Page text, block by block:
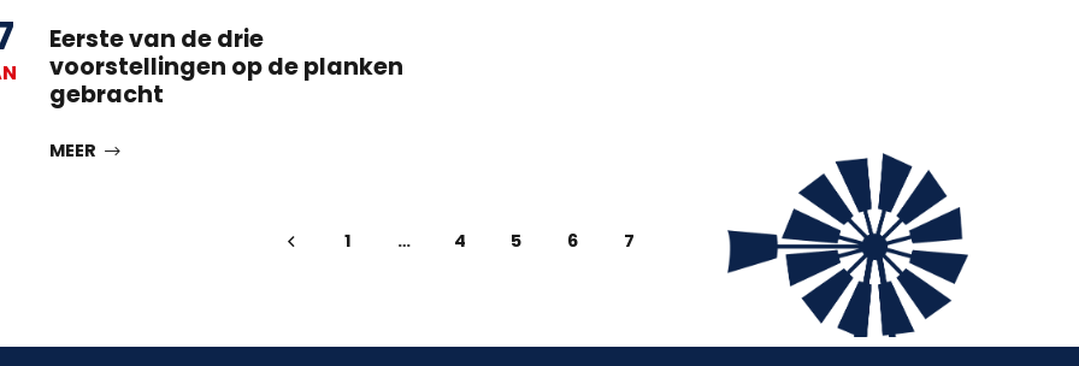
Eerste van de drie
voorstellingen op de planken
gebracht
MEER
1 … 4 5 6 7